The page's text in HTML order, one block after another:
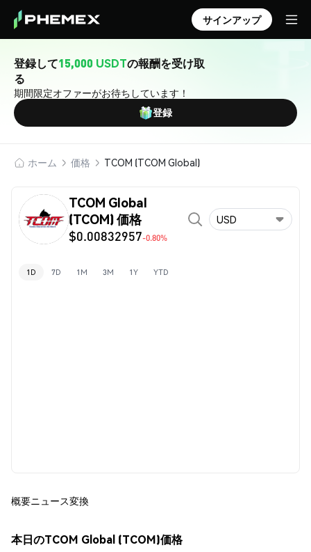
サインアップ
登録して15,000 USDTの報酬を受け取
る
期間限定オファーがお待ちしています！
登録
ホーム 価格 TCOM (TCOM Global)
TCOM Global
(TCOM) 価格
$0.00832957-0.80%
USD
1D 7D 1M 3M 1Y YTD
概要ニュース変換
本日のTCOM Global (TCOM)価格